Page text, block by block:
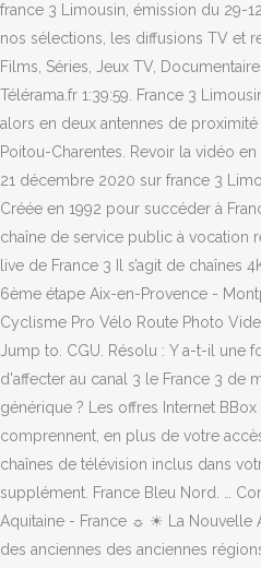
france 3 Limousin, émission du 29-
nos sélections, les diffusions TV et
Films, Séries, Jeux TV,
Télérama.fr 1:39:59. France 3
alors en deux antennes de
Poitou-Charentes. Revoir la vidéo
21 décembre 2020 sur france 3
Créée en 1992 pour succéder à
chaîne de service public à vocation
live de France 3 Il s’agit de chaînes
6ème étape Aix-en-Provence -
Cyclisme Pro Vélo Route Photo
Jump to. CGU. Résolu : Y a-t-il une
d'affecter au canal 3 le France 3 de
générique ? Les offres Internet
comprennent, en plus de votre
chaînes de télévision inclus dans
supplément. France Bleu Nord. …
Aquitaine - France ☼ ☀ La Nouvelle
des anciennes des anciennes